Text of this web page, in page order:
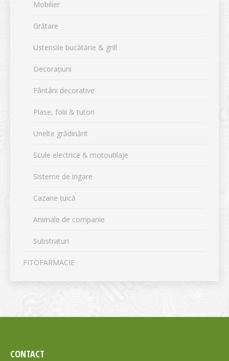
Mobilier
Grătare
Ustensile bucătărie & grill
Decorațiuni
Fântâni decorative
Plase, folii & tutori
Unelte grădinărit
Scule electrice & motoutilaje
Sisteme de irigare
Cazane țuică
Animale de companie
Substraturi
FITOFARMACIE
CONTACT